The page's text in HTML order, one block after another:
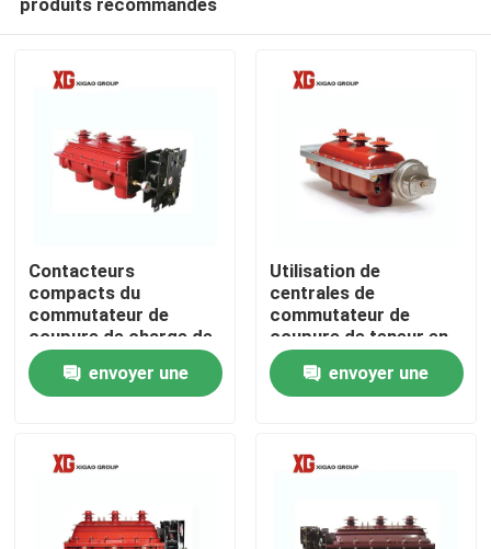
Produits
Au sujet de nous
Visite d'usine
Contrôle de qualité
Contacteurs
compacts du
commutateur de
coupure de charge de
l'air 12Kv du CEI
60265 troisenvoyer une
Utilisation de
centrales de
commutateur de
coupure de teneur en
gaz du vide 36kV
40.5kV Sf6envoyer une